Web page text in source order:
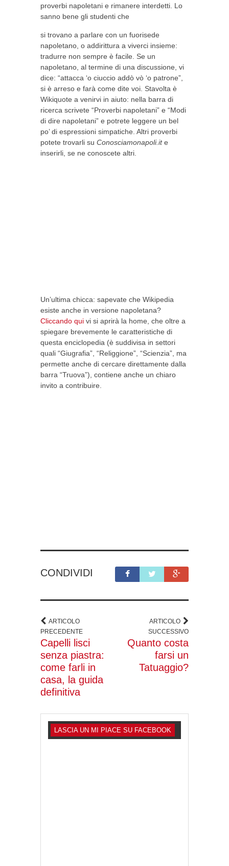
proverbi napoletani e rimanere interdetti. Lo
sanno bene gli studenti che
si trovano a parlare con un fuorisede
napoletano, o addirittura a viverci insieme:
tradurre non sempre è facile. Se un
napoletano, al termine di una discussione, vi
dice: “attacca ‘o ciuccio addò vò ‘o patrone”,
si è arreso e farà come dite voi. Stavolta è
Wikiquote a venirvi in aiuto: nella barra di
ricerca scrivete “Proverbi napoletani” e “Modi
di dire napoletani” e potrete leggere un bel
po’ di espressioni simpatiche. Altri proverbi
potete trovarli su Conosciamonapoli.ite
inserirli, se ne conoscete altri.
Un’ultima chicca: sapevate che Wikipedia
esiste anche in versione napoletana?
Cliccando qui vi si aprirà la home, che oltre a
spiegare brevemente le caratteristiche di
questa enciclopedia (è suddivisa in settori
quali “Giugrafia”, “Religgione”, “Scienzia”, ma
permette anche di cercare direttamente dalla
barra “Truova”), contiene anche un chiaro
invito a contribuire.
CONDIVIDI
ARTICOLO
PRECEDENTE
Capelli lisci
senza piastra:
come farli in
casa, la guida
definitiva
ARTICOLO
SUCCESSIVO
Quanto costa
farsi un
Tatuaggio?
LASCIA UN MI PIACE SU FACEBOOK